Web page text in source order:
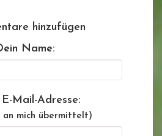
hinzufügen
Name:
Mail-Adresse:
an mich übermittelt)